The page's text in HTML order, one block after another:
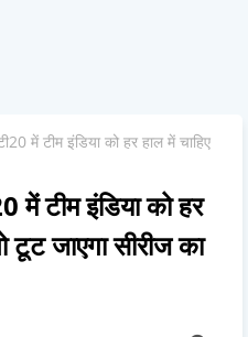
में टीम इंडिया को हर हाल में चाहिए
टीम इंडिया को हर
टूट जाएगा सीरीज का